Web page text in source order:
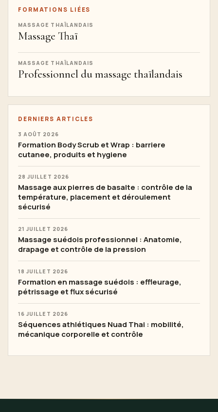
FORMATIONS LIÉES
MASSAGE THAÏLANDAIS
Massage Thaï
MASSAGE THAÏLANDAIS
Professionnel du massage thaïlandais
DERNIERS ARTICLES
3 AOÛT 2026
Formation Body Scrub et Wrap : barriere
cutanee, produits et hygiene
28 JUILLET 2026
Massage aux pierres de basalte : contrôle de la
température, placement et déroulement
sécurisé
21 JUILLET 2026
Massage suédois professionnel : Anatomie,
drapage et contrôle de la pression
18 JUILLET 2026
Formation en massage suédois : effleurage,
pétrissage et flux sécurisé
16 JUILLET 2026
Séquences athlétiques Nuad Thai : mobilité,
mécanique corporelle et contrôle